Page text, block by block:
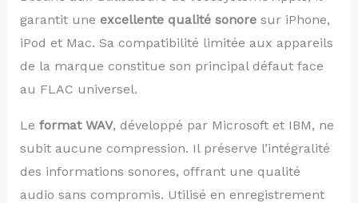
garantit une excellente qualité sonoresur iPhone,
iPod et Mac. Sa compatibilité limitée aux appareils
de la marque constitue son principal défaut face
au FLAC universel.
Le format WAV, développé par Microsoft et IBM, ne
subit aucune compression. Il préserve l’intégralité
des informations sonores, offrant une qualité
audio sans compromis. Utilisé en enregistrement